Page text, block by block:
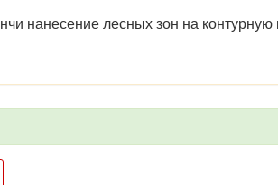
нанесение лесных зон на